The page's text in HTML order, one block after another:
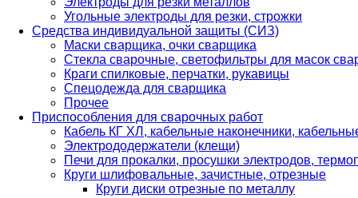
Угольные электроды для резки, строжки
Средства индивидуальной защиты (СИЗ)
Маски сварщика, очки сварщика
Стекла сварочные, светофильтры для масок
Краги спилковые, перчатки, рукавицы
Спецодежда для сварщика
Прочее
Приспособления для сварочных работ
Кабель КГ ХЛ, кабельные наконечники,
Электрододержатели (клещи)
Печи для прокалки, просушки электродов,
Круги шлифовальные, зачистные, отрезные
Круги диски отрезные по металлу